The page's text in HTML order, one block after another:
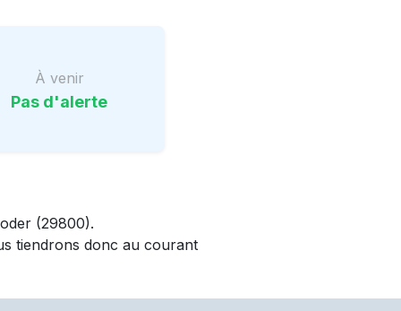
À venir
Pas d'alerte
(29800).
tiendrons donc au courant